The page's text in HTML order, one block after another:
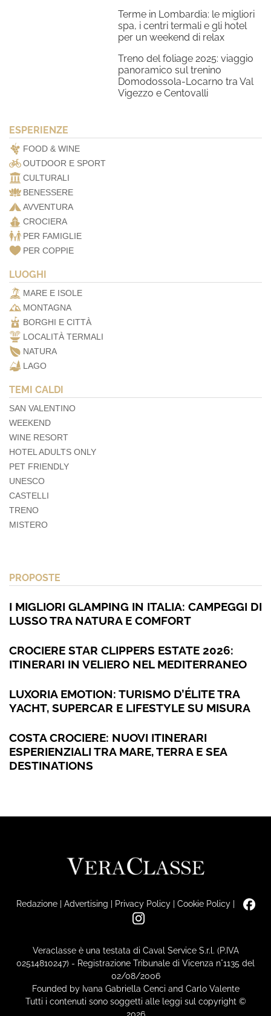
Terme in Lombardia: le migliori
spa, i centri termali e gli hotel
per un weekend di relax
Treno del foliage 2025: viaggio
panoramico sul trenino
Domodossola-Locarno tra Val
Vigezzo e Centovalli
ESPERIENZE
FOOD & WINE
OUTDOOR E SPORT
CULTURALI
BENESSERE
AVVENTURA
CROCIERA
PER FAMIGLIE
PER COPPIE
LUOGHI
MARE E ISOLE
MONTAGNA
BORGHI E CITTÀ
LOCALITÀ TERMALI
NATURA
LAGO
TEMI CALDI
SAN VALENTINO
WEEKEND
WINE RESORT
HOTEL ADULTS ONLY
PET FRIENDLY
UNESCO
CASTELLI
TRENO
MISTERO
PROPOSTE
I MIGLIORI GLAMPING IN ITALIA: CAMPEGGI DI
LUSSO TRA NATURA E COMFORT
CROCIERE STAR CLIPPERS ESTATE 2026:
ITINERARI IN VELIERO NEL MEDITERRANEO
LUXORIA EMOTION: TURISMO D’ÉLITE TRA
YACHT, SUPERCAR E LIFESTYLE SU MISURA
COSTA CROCIERE: NUOVI ITINERARI
ESPERIENZIALI TRA MARE, TERRA E SEA
DESTINATIONS
Redazione| Advertising | Privacy Policy| Cookie Policy|
Veraclasse è una testata di Caval Service S.r.l. (P.IVA
02514810247) - Registrazione Tribunale di Vicenza n°1135 del
02/08/2006
Founded by Ivana Gabriella Cenci and Carlo Valente
Tutti i contenuti sono soggetti alle leggi sul copyright ©
2026